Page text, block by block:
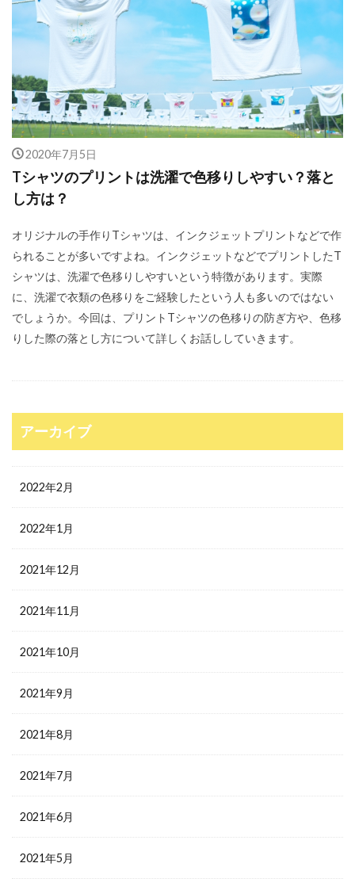
2020年7月5日
Tシャツのプリントは洗濯で色移りしやすい？落と
し方は？
オリジナルの手作りTシャツは、インクジェットプリントなどで作
られることが多いですよね。インクジェットなどでプリントしたT
シャツは、洗濯で色移りしやすいという特徴があります。実際
に、洗濯で衣類の色移りをご経験したという人も多いのではない
でしょうか。今回は、プリントTシャツの色移りの防ぎ方や、色移
りした際の落とし方について詳しくお話ししていきます。
アーカイブ
2022年2月
2022年1月
2021年12月
2021年11月
2021年10月
2021年9月
2021年8月
2021年7月
2021年6月
2021年5月